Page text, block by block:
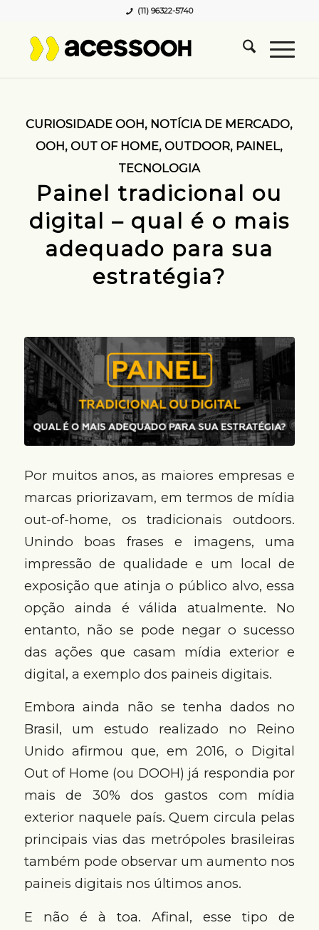
(11) 96322-5740
CURIOSIDADE OOH, NOTÍCIA DE MERCADO,
OOH,OUT OF HOME,OUTDOOR, PAINEL,
TECNOLOGIA
Painel tradicional ou
digital – qual é o mais
adequado para sua
estratégia?
Por muitos anos, as maiores empresas e
marcas priorizavam, em termos de mídia
out-of-home, os tradicionais outdoors.
Unindo boas frases e imagens, uma
impressão de qualidade e um local de
exposição que atinja o público alvo, essa
opção ainda é válida atualmente. No
entanto, não se pode negar o sucesso
das ações que casam mídia exterior e
digital, a exemplo dos paineis digitais.
Embora ainda não se tenha dados no
Brasil, um estudo realizado no Reino
Unido afirmou que, em 2016, o Digital
Out of Home (ou DOOH) já respondia por
mais de 30% dos gastos com mídia
exterior naquele país. Quem circula pelas
principais vias das metrópoles brasileiras
também pode observar um aumento nos
paineis digitais nos últimos anos.
E não é à toa. Afinal, esse tipo de